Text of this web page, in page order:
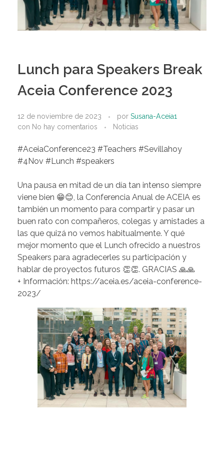
Lunch para Speakers Break
Aceia Conference 2023
12 de noviembre de 2023 por Susana-Aceia1
con No hay comentarios Noticias
#AceiaConference23 #Teachers #Sevillahoy
#4Nov #Lunch #speakers
Una pausa en mitad de un día tan intenso siempre
viene bien 😁😊, la Conferencia Anual de ACEIA es
también un momento para compartir y pasar un
buen rato con compañeros, colegas y amistades a
las que quizá no vemos habitualmente. Y qué
mejor momento que el Lunch ofrecido a nuestros
Speakers para agradecerles su participación y
hablar de proyectos futuros 👏👏. GRACIAS 🙏🙏
+ Información: https://aceia.es/aceia-conference-
2023/